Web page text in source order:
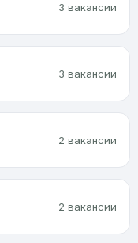
3 вакансии
3 вакансии
2 вакансии
2 вакансии